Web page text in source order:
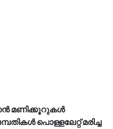
മണിക്കൂറുകള്‍
പൊള്ളലേറ്റ് മരിച്ച